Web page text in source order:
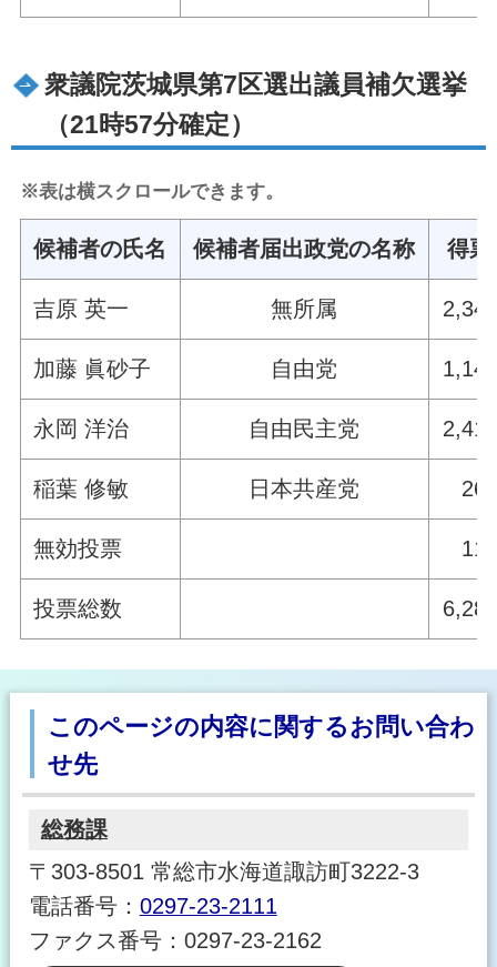
衆議院茨城県第7区選出議員補欠選挙
（21時57分確定）
※表は横スクロールできます。
候補者の氏名 候補者届出政党の名称 得票
吉原 英一 無所属
加藤 眞砂子 自由党
永岡 洋治 自由民主党
稲葉 修敏 日本共産党
無効投票
投票総数
このページの内容に関するお問い合わ
せ先
総務課
〒303-8501 常総市水海道諏訪町3222-3
電話番号： 0297-23-2111
ファクス番号：0297-23-2162